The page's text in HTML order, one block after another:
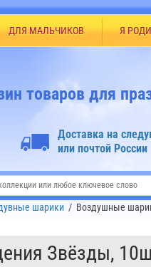
ДЛЯ МАЛЬЧИКОВ Я
товаров для
Доставка на
или почтой России
шарики / Воздушные
Звёзды,